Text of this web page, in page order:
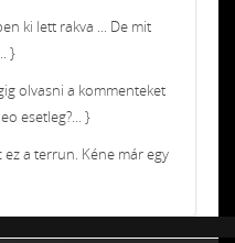
ki lett rakva ... De mit
}
olvasni a kommenteket
esetleg?... }
ez a terrun. Kéne már egy